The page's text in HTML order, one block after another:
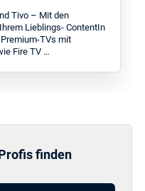
Tivo – Mit den
Lieblings- ContentIn
TVs mit
Fire TV …
finden